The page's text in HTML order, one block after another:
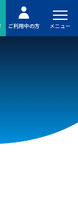
ご利用中の方 メニュー